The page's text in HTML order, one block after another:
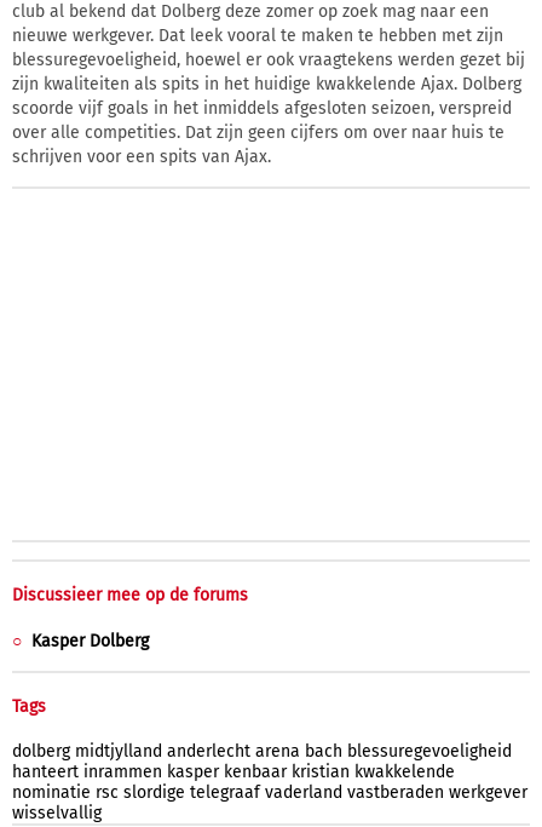
club al bekend dat Dolberg deze zomer op zoek mag naar een
nieuwe werkgever. Dat leek vooral te maken te hebben met zijn
blessuregevoeligheid, hoewel er ook vraagtekens werden gezet bij
zijn kwaliteiten als spits in het huidige kwakkelende Ajax. Dolberg
scoorde vijf goals in het inmiddels afgesloten seizoen, verspreid
over alle competities. Dat zijn geen cijfers om over naar huis te
schrijven voor een spits van Ajax.
Discussieer mee op de forums
Kasper Dolberg
Tags
dolberg midtjylland anderlecht arena bach blessuregevoeligheid
hanteert inrammen kasper kenbaar kristian kwakkelende
nominatie rsc slordige telegraaf vaderland vastberaden werkgever
wisselvallig